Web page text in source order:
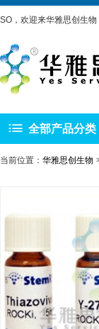
SO，欢迎来华雅思创生物
全部产品分类
当前位置： 华雅思创生物